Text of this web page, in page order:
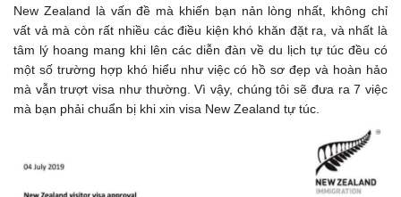
New Zealand là vấn đề mà khiến bạn nản lòng nhất, không chỉ
vất vả mà còn rất nhiều các điều kiện khó khăn đặt ra, và nhất là
tâm lý hoang mang khi lên các diễn đàn về du lịch tự túc đều có
một số trường hợp khó hiểu như việc có hồ sơ đẹp và hoàn hảo
mà vẫn trượt visa như thường. Vì vậy, chúng tôi sẽ đưa ra 7 việc
mà bạn phải chuẩn bị khi xin visa New Zealand tự túc.